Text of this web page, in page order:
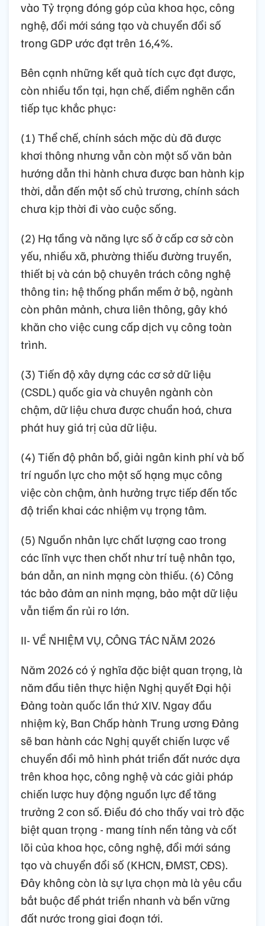
vào Tỷ trọng đóng góp của khoa học, công
nghệ, đổi mới sáng tạo và chuyển đổi số
trong GDP ước đạt trên 16,4%.
Bên cạnh những kết quả tích cực đạt được,
còn nhiều tồn tại, hạn chế, điểm nghẽn cần
tiếp tục khắc phục:
(1) Thể chế, chính sách mặc dù đã được
khơi thông nhưng vẫn còn một số văn bản
hướng dẫn thi hành chưa được ban hành kịp
thời, dẫn đến một số chủ trương, chính sách
chưa kịp thời đi vào cuộc sống.
(2) Hạ tầng và năng lực số ở cấp cơ sở còn
yếu, nhiều xã, phường thiếu đường truyền,
thiết bị và cán bộ chuyên trách công nghệ
thông tin; hệ thống phần mềm ở bộ, ngành
còn phân mảnh, chưa liên thông, gây khó
khăn cho việc cung cấp dịch vụ công toàn
trình.
(3) Tiến độ xây dựng các cơ sở dữ liệu
(CSDL) quốc gia và chuyên ngành còn
chậm, dữ liệu chưa được chuẩn hoá, chưa
phát huy giá trị của dữ liệu.
(4) Tiến độ phân bổ, giải ngân kinh phí và bố
trí nguồn lực cho một số hạng mục công
việc còn chậm, ảnh hưởng trực tiếp đến tốc
độ triển khai các nhiệm vụ trọng tâm.
(5) Nguồn nhân lực chất lượng cao trong
các lĩnh vực then chốt như trí tuệ nhân tạo,
bán dẫn, an ninh mạng còn thiếu. (6) Công
tác bảo đảm an ninh mạng, bảo mật dữ liệu
vẫn tiềm ẩn rủi ro lớn.
II- VỀ NHIỆM VỤ, CÔNG TÁC NĂM 2026
Năm 2026 có ý nghĩa đặc biệt quan trọng, là
năm đầu tiên thực hiện Nghị quyết Đại hội
Đảng toàn quốc lần thứ XIV. Ngay đầu
nhiệm kỳ, Ban Chấp hành Trung ương Đảng
sẽ ban hành các Nghị quyết chiến lược về
chuyển đổi mô hình phát triển đất nước dựa
trên khoa học, công nghệ và các giải pháp
chiến lược huy động nguồn lực để tăng
trưởng 2 con số. Điều đó cho thấy vai trò đặc
biệt quan trọng - mang tính nền tảng và cốt
lõi của khoa học, công nghệ, đổi mới sáng
tạo và chuyển đổi số (KHCN, ĐMST, CĐS).
Đây không còn là sự lựa chọn mà là yêu cầu
bắt buộc để phát triển nhanh và bền vững
đất nước trong giai đoạn tới.